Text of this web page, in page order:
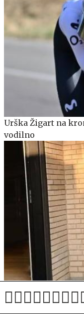
Urška Žigart na
vodilno